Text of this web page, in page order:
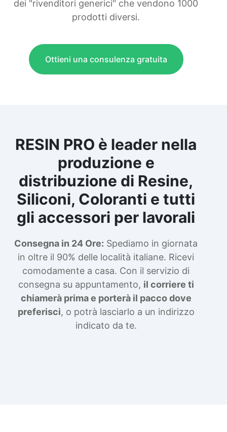
dei "rivenditori generici" che vendono 1000
prodotti diversi.
Ottieni una consulenza gratuita
RESIN PRO è leader nella
produzione e
distribuzione di Resine,
Siliconi, Coloranti e tutti
gli accessori per lavorali
Consegna in 24 Ore: Spediamo in giornata
in oltre il 90% delle località italiane. Ricevi
comodamente a casa. Con il servizio di
consegna su appuntamento, il corriere ti
chiamerà prima e porterà il pacco dove
preferisci, o potrà lasciarlo a un indirizzo
indicato da te.